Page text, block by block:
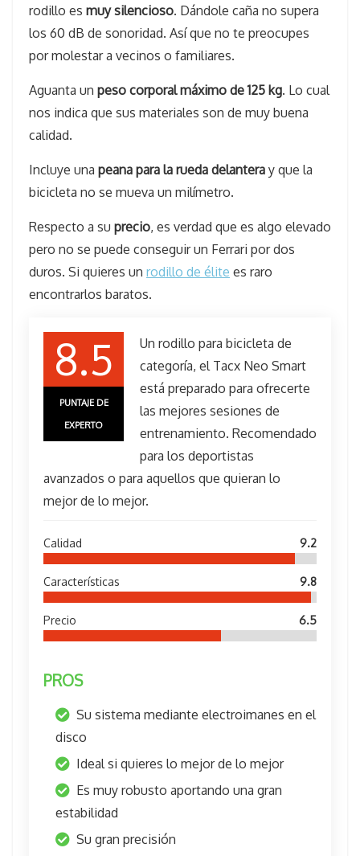
rodillo es muy silencioso. Dándole caña no supera
los 60 dB de sonoridad. Así que no te preocupes
por molestar a vecinos o familiares.
Aguanta un peso corporal máximo de 125 kg. Lo cual
nos indica que sus materiales son de muy buena
calidad.
Incluye una peana para la rueda delantera y que la
bicicleta no se mueva un milímetro.
Respecto a su precio, es verdad que es algo elevado
pero no se puede conseguir un Ferrari por dos
duros. Si quieres un rodillo de élite es raro
encontrarlos baratos.
8.5
PUNTAJE DE
EXPERTO
Un rodillo para bicicleta de
categoría, el Tacx Neo Smart
está preparado para ofrecerte
las mejores sesiones de
entrenamiento. Recomendado
para los deportistas
avanzados o para aquellos que quieran lo
mejor de lo mejor.
Calidad 9.2
Características 9.8
Precio 6.5
PROS
Su sistema mediante electroimanes en el
disco
Ideal si quieres lo mejor de lo mejor
Es muy robusto aportando una gran
estabilidad
Su gran precisión